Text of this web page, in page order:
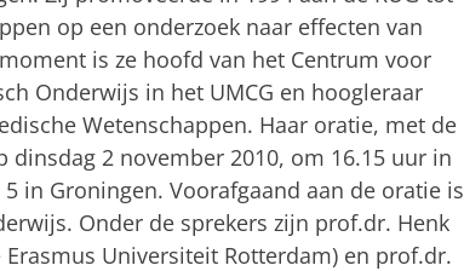
op een onderzoek naar effecten van
is ze hoofd van het Centrum voor
Onderwijs in het UMCG en hoogleraar
Wetenschappen. Haar oratie, met de
dinsdag 2 november 2010, om 16.15 uur in
in Groningen. Voorafgaand aan de oratie is
Onder de sprekers zijn prof.dr. Henk
Universiteit Rotterdam) en prof.dr.